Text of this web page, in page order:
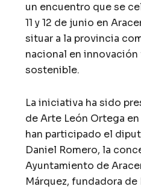
un encuentro que se
11 y 12 de junio en
situar a la provincia
nacional en innovación
sostenible.
La iniciativa ha sido
de Arte León Ortega
han participado el
Daniel Romero, la
Ayuntamiento de
Márquez, fundadora